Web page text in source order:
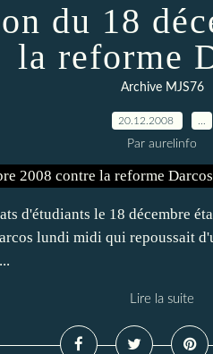
du 18
la reforme
Archive MJS76
20.12.2008
Par aurelinfo
d'étudiants le 18 décembre
lundi midi qui repoussait
Lire la suite